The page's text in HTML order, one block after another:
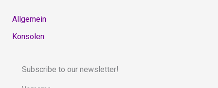
Allgemein
Konsolen
Subscribe to our newsletter!